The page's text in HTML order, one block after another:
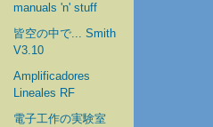
manuals 'n' stuff
皆空の中で... Smith
V3.10
Amplificadores
Lineales RF
電子工作の実験室